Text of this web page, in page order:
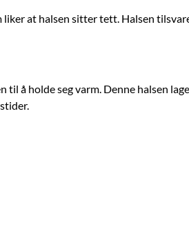
at halsen sitter tett. Halsen
å holde seg varm. Denne halsen